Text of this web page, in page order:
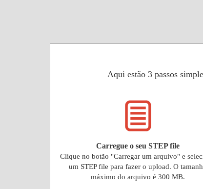
Aqui estão 3 passos
Carregue o seu STEP file
Clique no botão "Carregar um arquivo" e
um STEP file para fazer o upload. O
máximo do arquivo é 300 MB.